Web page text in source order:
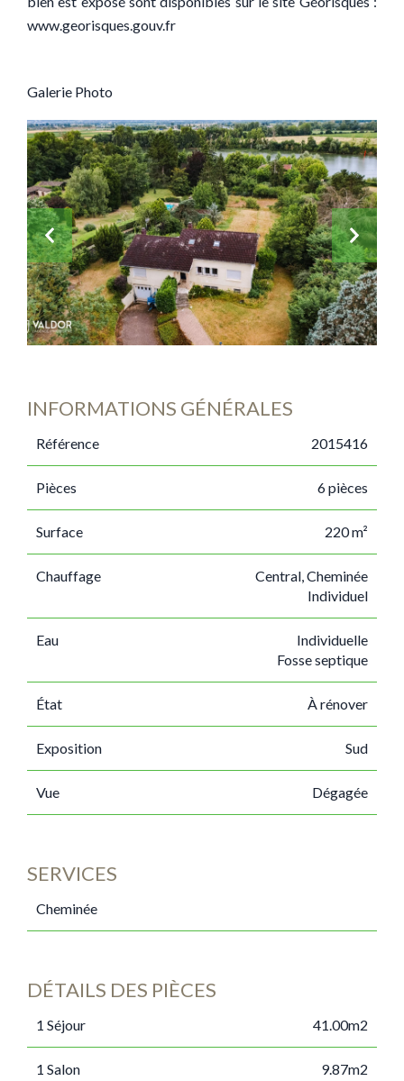
www.georisques.gouv.fr
Galerie Photo
INFORMATIONS GÉNÉRALES
Référence 2015416
Pièces 6 pièces
Surface 220 m²
Chauffage
Central, Cheminée
Individuel
Eau
Individuelle
Fosse septique
État À rénover
Exposition Sud
Vue Dégagée
SERVICES
Cheminée
DÉTAILS DES PIÈCES
1 Séjour 41.00m2
1 Salon 9.87m2